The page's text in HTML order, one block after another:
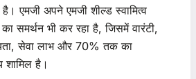
एमजी अपने एमजी शील्ड स्वामित्व
समर्थन भी कर रहा है, जिसमें वारंटी,
सेवा लाभ और 70% तक का
शामिल है।